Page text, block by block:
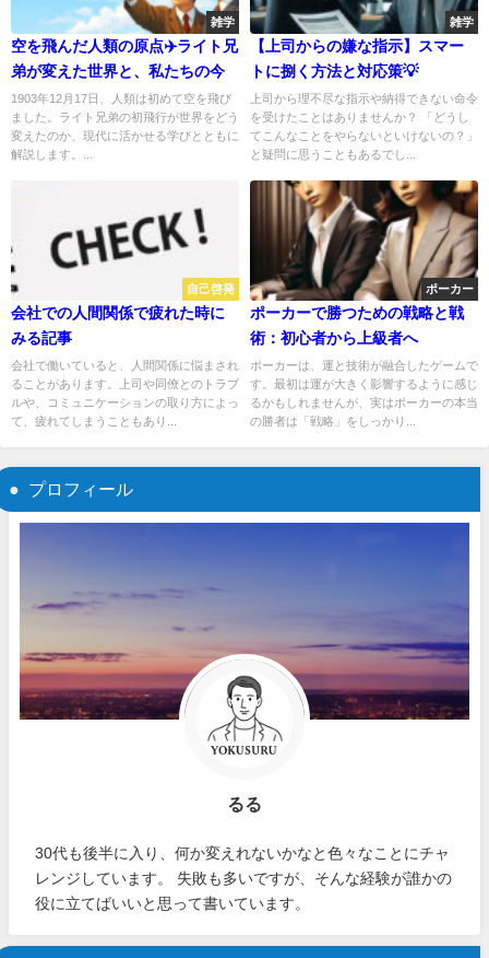
雑学
空を飛んだ人類の原点✈️ライト兄
弟が変えた世界と、私たちの今
1903年12月17日、人類は初めて空を飛び
ました。ライト兄弟の初飛行が世界をどう
変えたのか、現代に活かせる学びとともに
解説します。...
雑学
【上司からの嫌な指示】スマー
トに捌く方法と対応策💡
上司から理不尽な指示や納得できない命令
を受けたことはありませんか？ 「どうし
てこんなことをやらないといけないの？」
と疑問に思うこともあるでし...
自己啓発
会社での人間関係で疲れた時に
みる記事
会社で働いていると、人間関係に悩まされ
ることがあります。上司や同僚とのトラブ
ルや、コミュニケーションの取り方によっ
て、疲れてしまうこともあり...
ポーカー
ポーカーで勝つための戦略と戦
術：初心者から上級者へ
ポーカーは、運と技術が融合したゲームで
す。最初は運が大きく影響するように感じ
るかもしれませんが、実はポーカーの本当
の勝者は「戦略」をしっかり...
プロフィール
るる
30代も後半に入り、何か変えれないかなと色々なことにチャ
レンジしています。 失敗も多いですが、そんな経験が誰かの
役に立てばいいと思って書いています。